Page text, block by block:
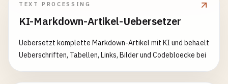
TEXT PROCESSING
KI-Markdown-Artikel-Uebersetzer
Uebersetzt komplette Markdown-Artikel mit KI und behaelt
Ueberschriften, Tabellen, Links, Bilder und Codebloecke bei